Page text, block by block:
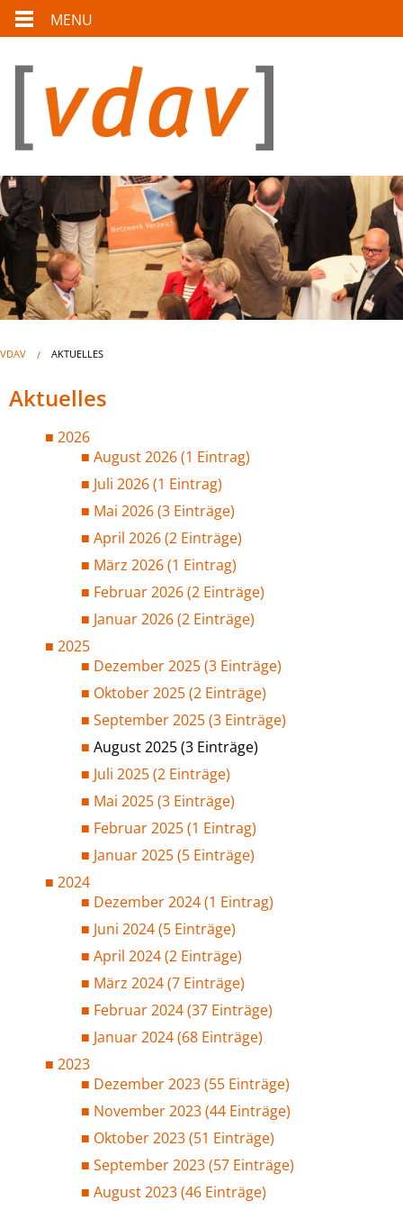
MENU
VDAV AKTUELLES
Aktuelles
2026
August 2026 (1 Eintrag)
Juli 2026 (1 Eintrag)
Mai 2026 (3 Einträge)
April 2026 (2 Einträge)
März 2026 (1 Eintrag)
Februar 2026 (2 Einträge)
Januar 2026 (2 Einträge)
2025
Dezember 2025 (3 Einträge)
Oktober 2025 (2 Einträge)
September 2025 (3 Einträge)
August 2025 (3 Einträge)
Juli 2025 (2 Einträge)
Mai 2025 (3 Einträge)
Februar 2025 (1 Eintrag)
Januar 2025 (5 Einträge)
2024
Dezember 2024 (1 Eintrag)
Juni 2024 (5 Einträge)
April 2024 (2 Einträge)
März 2024 (7 Einträge)
Februar 2024 (37 Einträge)
Januar 2024 (68 Einträge)
2023
Dezember 2023 (55 Einträge)
November 2023 (44 Einträge)
Oktober 2023 (51 Einträge)
September 2023 (57 Einträge)
August 2023 (46 Einträge)